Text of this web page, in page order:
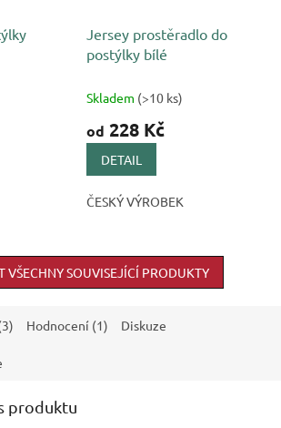
Jersey prostěradlo do
postýlky bílé
Skladem (>10 ks)
od 228 Kč
DETAIL
ČESKÝ VÝROBEK
VŠECHNY SOUVISEJÍCÍ PRODUKTY
Hodnocení (1) Diskuze
produktu